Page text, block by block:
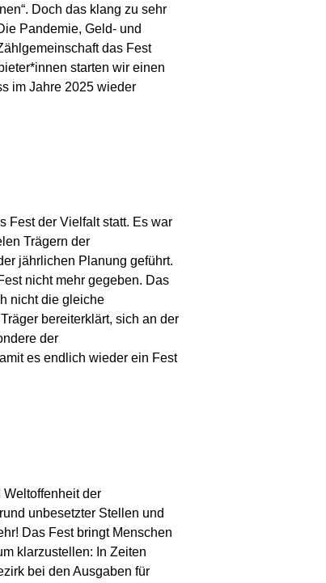
Doch das klang zu sehr
Pandemie, Geld- und
das Fest
starten wir einen
im Jahre 2025 wieder
Fest der Vielfalt statt. Es war
Trägern der
jährlichen Planung geführt.
nicht mehr gegeben. Das
nicht die gleiche
bereiterklärt, sich an der
der
es endlich wieder ein Fest
der
unbesetzter Stellen und
Das Fest bringt Menschen
klarzustellen: In Zeiten
bei den Ausgaben für